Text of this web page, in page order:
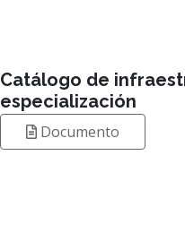
Catálogo de
especialización
Documento